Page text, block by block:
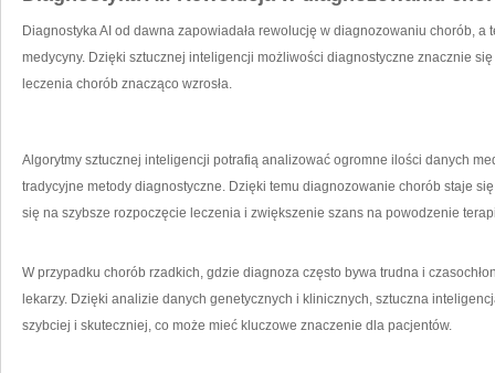
Diagnostyka AI ⁣od dawna‍ zapowiadała rewolucję w diagnozowaniu chorób, a
medycyny. Dzięki⁤ sztucznej ‌inteligencji możliwości diagnostyczne znacznie
leczenia‌ chorób znacząco wzrosła.
Algorytmy sztucznej ⁤inteligencji potrafią analizować ogromne ilości danych
tradycyjne metody diagnostyczne. Dzięki⁢ temu diagnozowanie chorób staje
się na szybsze rozpoczęcie leczenia i zwiększenie⁢ szans ​na powodzenie⁣
W przypadku chorób rzadkich, gdzie diagnoza często bywa​ trudna i‌
lekarzy. Dzięki analizie danych genetycznych ​i⁣ klinicznych, sztuczna
szybciej⁢ i skuteczniej, co ​może⁣ mieć kluczowe znaczenie dla⁤ pacjentów.